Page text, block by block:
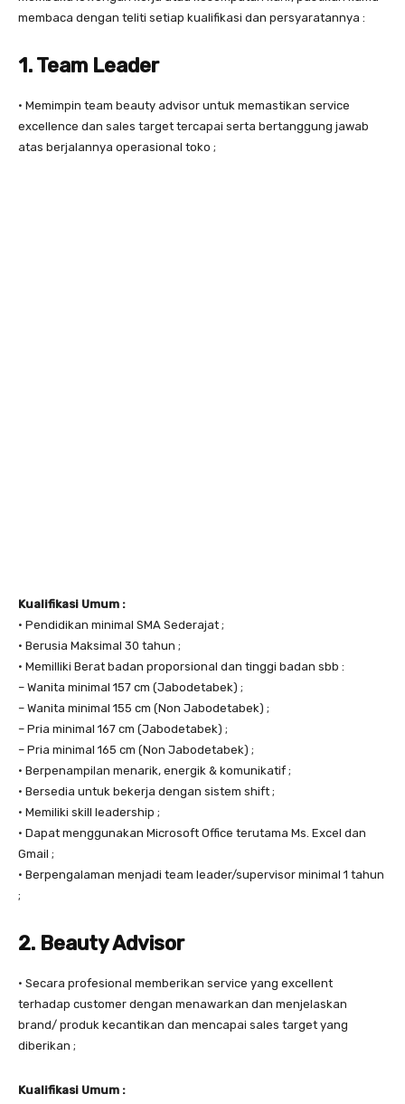
membaca dengan teliti setiap kualifikasi dan persyaratannya :
1. Team Leader
• Memimpin team beauty advisor untuk memastikan service
excellence dan sales target tercapai serta bertanggung jawab
atas berjalannya operasional toko ;
Kualifikasi Umum :
• Pendidikan minimal SMA Sederajat ;
• Berusia Maksimal 30 tahun ;
• Memilliki Berat badan proporsional dan tinggi badan sbb :
– Wanita minimal 157 cm (Jabodetabek) ;
– Wanita minimal 155 cm (Non Jabodetabek) ;
– Pria minimal 167 cm (Jabodetabek) ;
– Pria minimal 165 cm (Non Jabodetabek) ;
• Berpenampilan menarik, energik & komunikatif ;
• Bersedia untuk bekerja dengan sistem shift ;
• Memiliki skill leadership ;
• Dapat menggunakan Microsoft Office terutama Ms. Excel dan
Gmail ;
• Berpengalaman menjadi team leader/supervisor minimal 1 tahun
;
2. Beauty Advisor
• Secara profesional memberikan service yang excellent
terhadap customer dengan menawarkan dan menjelaskan
brand/ produk kecantikan dan mencapai sales target yang
diberikan ;
Kualifikasi Umum :